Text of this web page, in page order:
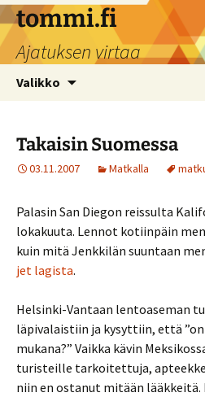
Siirry
sisältöön
tommi.fi
Ajatuksen virtaa
Valikko
Takaisin Suomessa
03.11.2007 Matkalla
Palasin San Diegon reissulta
lokakuuta. Lennot kotiinpäin
kuin mitä Jenkkilän suuntaan
jet lagista.
Helsinki-Vantaan lentoaseman
läpivalaistiin ja kysyttiin, että
mukana?” Vaikka kävin
turisteille tarkoitettuja,
niin en ostanut mitään lääkkeitä.